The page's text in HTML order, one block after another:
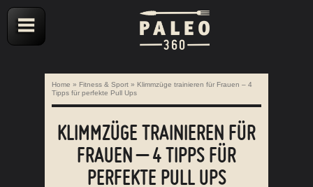
Home » Fitness & Sport » Klimmzüge trainieren für Frauen – 4
Tipps für perfekte Pull Ups
KLIMMZÜGE TRAINIEREN FÜR
FRAUEN – 4 TIPPS FÜR
PERFEKTE PULL UPS